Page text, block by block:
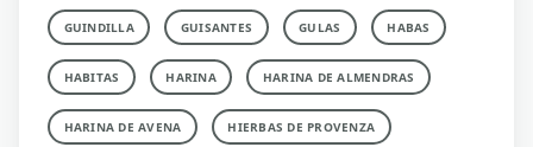
GUINDILLA GUISANTES GULAS HABAS
HABITAS HARINA HARINA DE ALMENDRAS
HARINA DE AVENA HIERBAS DE PROVENZA